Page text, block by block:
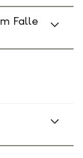
Falle